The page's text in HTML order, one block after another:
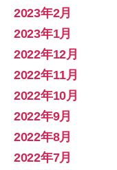
2023年2月
2023年1月
2022年12月
2022年11月
2022年10月
2022年9月
2022年8月
2022年7月